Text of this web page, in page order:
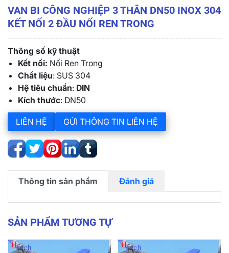
VAN BI CÔNG NGHIỆP 3 THÂN DN50 INOX 304
KẾT NỐI 2 ĐẦU NỐI REN TRONG
Thông số kỹ thuật
Kết nối: Nối Ren Trong
Chất liệu: SUS 304
Hệ tiêu chuẩn: DIN
Kích thước: DN50
LIÊN HỆ GỬI THÔNG TIN LIÊN HỆ
Thông tin sản phẩm Đánh giá
SẢN PHẨM TƯƠNG TỰ